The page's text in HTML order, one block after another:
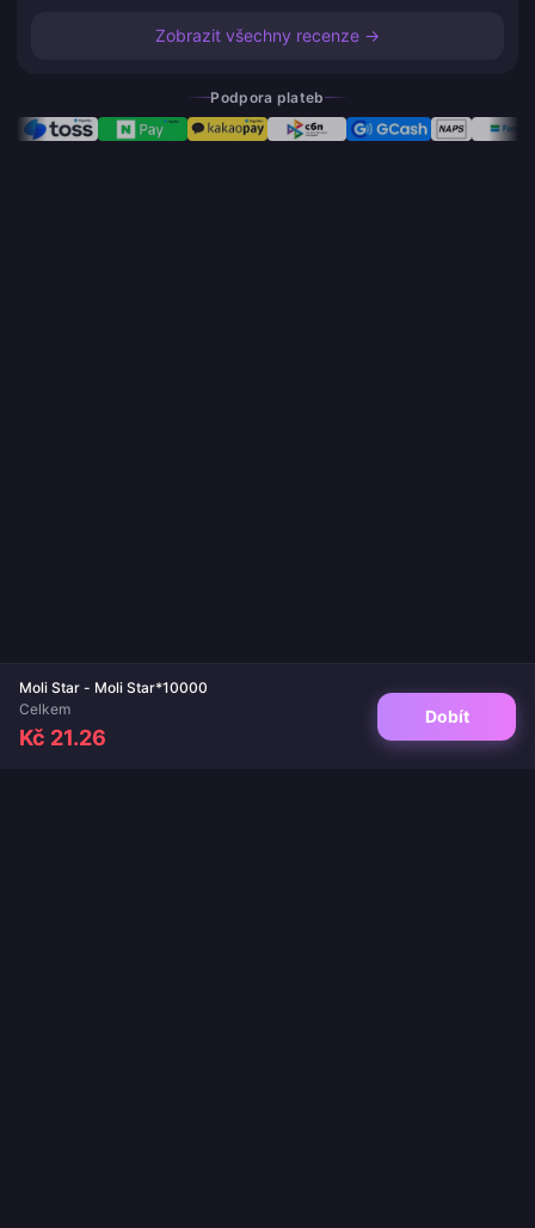
Moli Star - Moli Star*10000
Celkem
Kč 21.26
Dobít
Zobrazit všechny recenze →
Podpora plateb